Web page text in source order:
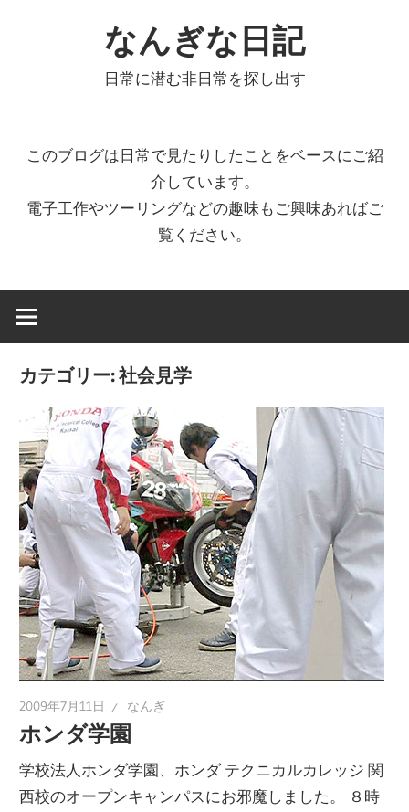
なんぎな日記
日常に潜む非日常を探し出す
このブログは日常で見たりしたことをベースにご紹
介しています。
電子工作やツーリングなどの趣味もご興味あればご
覧ください。
カテゴリー:社会見学
2009年7月11日 なんぎ
ホンダ学園
学校法人ホンダ学園、ホンダ テクニカルカレッジ 関
西校のオープンキャンパスにお邪魔しました。 ８時